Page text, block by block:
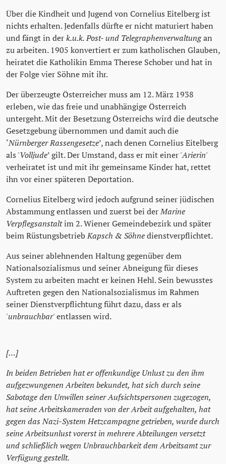
Über die Kindheit und Jugend von Cornelius Eitelberg ist
nichts erhalten. Jedenfalls dürfte er nicht maturiert haben
und fängt in derk.u.k. Post- und Telegraphenverwaltungan
zu arbeiten. 1905 konvertiert er zum katholischen Glauben,
heiratet die Katholikin Emma Therese Schober und hat in
der Folge vier Söhne mit ihr.
Der überzeugte Österreicher muss am 12. März 1938
erleben, wie das freie und unabhängige Österreich
untergeht. Mit der Besetzung Österreichs wird die deutsche
Gesetzgebung übernommen und damit auch die
‘Nürnberger Rassengesetze’, nach denen Cornelius Eitelberg
als 'Volljude’ gilt. Der Umstand, dass er mit einer 'Arierin'
verheiratet ist und mit ihr gemeinsame Kinder hat, rettet
ihn vor einer späteren Deportation.
Cornelius Eitelberg wird jedoch aufgrund seiner jüdischen
Abstammung entlassen und zuerst bei derMarine
Verpflegsanstaltim 2. Wiener Gemeindebezirk und später
beim RüstungsbetriebKapsch & Söhnedienstverpflichtet.
Aus seiner ablehnenden Haltung gegenüber dem
Nationalsozialismus und seiner Abneigung für dieses
System zu arbeiten macht er keinen Hehl. Sein bewusstes
Auftreten gegen den Nationalsozialismus im Rahmen
seiner Dienstverpflichtung führt dazu, dass er als
'unbrauchbar' entlassen wird.
[…]
In beiden Betrieben hat er offenkundige Unlust zu den ihm
aufgezwungenen Arbeiten bekundet, hat sich durch seine
Sabotage den Unwillen seiner Aufsichtspersonen zugezogen,
hat seine Arbeitskameraden von der Arbeit aufgehalten, hat
gegen das Nazi-System Hetzcampagne getrieben, wurde durch
seine Arbeitsunlust vorerst in mehrere Abteilungen versetzt
und schließlich wegen Unbrauchbarkeit dem Arbeitsamt zur
Verfügung gestellt.